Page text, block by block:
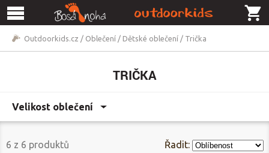
Outdoorkids.cz / Oblečení / Dětské oblečení / Trička
TRIČKA
Velikost oblečení
6 z 6 produktů Řadit: